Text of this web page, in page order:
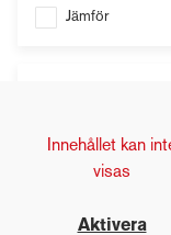
Jämför
Innehållet kan
visas
Aktivera